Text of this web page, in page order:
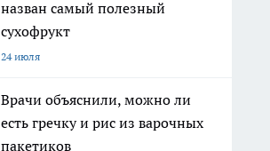
назван самый полезный
сухофрукт
24 июля
Врачи объяснили, можно ли
есть гречку и рис из варочных
пакетиков